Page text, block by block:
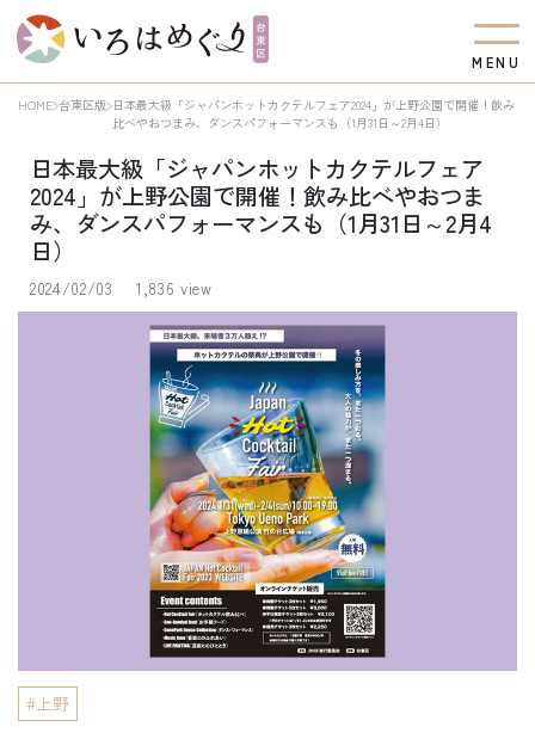
M EN U
HOME 台東区版 日本最大級「ジャパンホットカクテルフェア2024」が上野公園で開催！飲み
比べやおつまみ、ダンスパフォーマンスも（1月31日～2月4日）
日本最大級「ジャパンホットカクテルフェア
2024」が上野公園で開催！飲み比べやおつま
み、ダンスパフォーマンスも（1月31日～2月4
日）
2024/02/03 1,836 view
上野